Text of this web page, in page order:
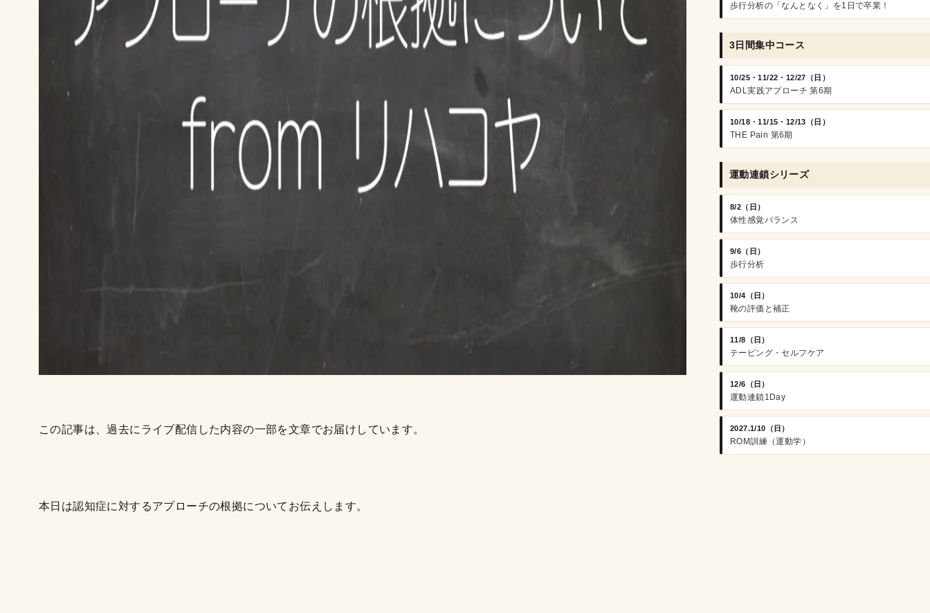
この記事は、過去にライブ配信した内容の一部を文章でお届けしています。
本日は認知症に対するアプローチの根拠についてお伝えします。
歩行分析の「なんとなく」を1日で卒業！
3日間集中コース
10/25・11/22・12/27（日）
ADL実践アプローチ 第6期
10/18・11/15・12/13（日）
THE Pain 第6期
運動連鎖シリーズ
8/2（日）
体性感覚バランス
9/6（日）
歩行分析
10/4（日）
靴の評価と補正
11/8（日）
テーピング・セルフケア
12/6（日）
運動連鎖1Day
2027.1/10（日）
ROM訓練（運動学）